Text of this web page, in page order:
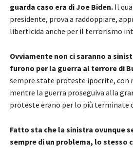
guarda caso era di Joe Biden. Il
presidente, prova a raddoppiare,
liberticida anche per il terrorismo
Ovviamente non ci saranno a
furono per la guerra al terrore di
sempre state proteste ipocrite, con
mentre la guerra proseguiva alla
proteste erano per lo più terminate
Fatto sta che la sinistra ovunque
sempre di un problema, lo stesso